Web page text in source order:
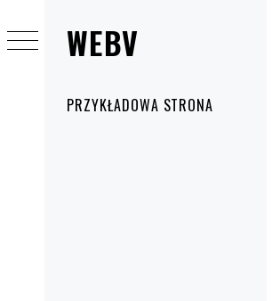
WEBV
głównePRZYKŁADOWA STRONA
do
treści